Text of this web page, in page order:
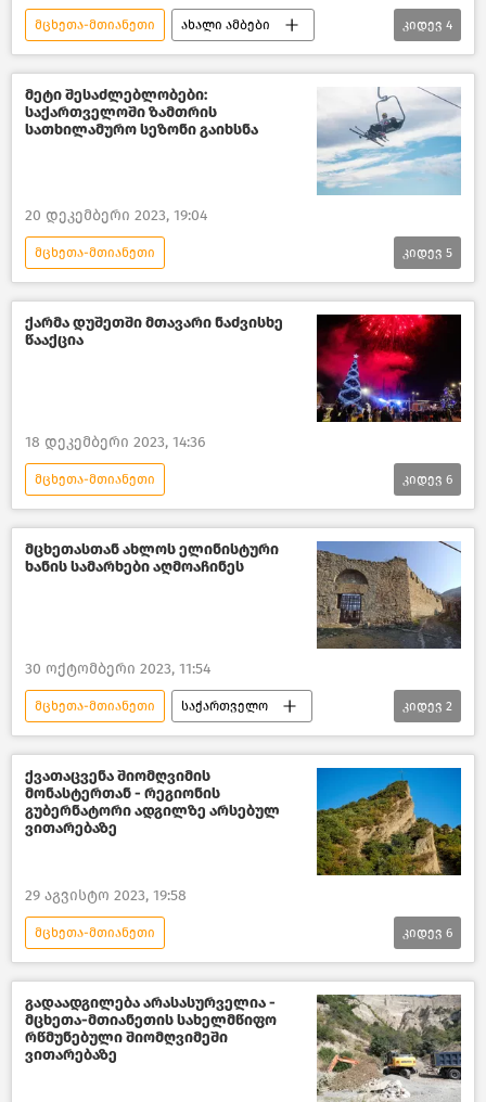
მცხეთა-მთიანეთი ახალი ამბები
საქართველო
მიწისძვრები საქართველოში
მიწისძვრა სტიქიური მოვლენები
კიდევ 4
მეტი შესაძლებლობები:
საქართველოში ზამთრის
სათხილამურო სეზონი გაიხსნა
20 დეკემბერი 2023, 19:04
მცხეთა-მთიანეთი
ტურიზმი საქართველოში
საქართველო
საქართველოს ეკონომიკა
საქართველოს ეკონომიკისა და მდგრადი განვითარების სამინისტრო
ახალი ამბები
კიდევ 5
ქარმა დუშეთში მთავარი ნაძვისხე
წააქცია
18 დეკემბერი 2023, 14:36
მცხეთა-მთიანეთი
შემთხვევები საქართველოში
ამინდი საქართველოში დუშეთი
ახალი ამბები ახალი წელი 2024
კიდევ 6
მცხეთასთან ახლოს ელინისტური
ხანის სამარხები აღმოაჩინეს
30 ოქტომბერი 2023, 11:54
მცხეთა-მთიანეთი საქართველო
საზოგადოება ახალი ამბები
კიდევ 2
ქვათაცვენა შიომღვიმის
მონასტერთან - რეგიონის
გუბერნატორი ადგილზე არსებულ
ვითარებაზე
29 აგვისტო 2023, 19:58
მცხეთა-მთიანეთი
შემთხვევები საქართველოში
ახალი ამბები საზოგადოება
საქართველო
გარემოს დაცვა და ეკოლოგია
კიდევ 6
გადაადგილება არასასურველია -
მცხეთა-მთიანეთის სახელმწიფო
რწმუნებული შიომღვიმეში
ვითარებაზე